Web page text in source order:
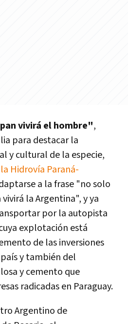
vivirá el hombre",
para destacar la
y cultural de la especie,
la Hidrovía Paraná-
a la frase "no solo
la Argentina", y ya
por la autopista
explotación está
de las inversiones
y también del
y cemento que
radicadas en Paraguay.
Argentino de